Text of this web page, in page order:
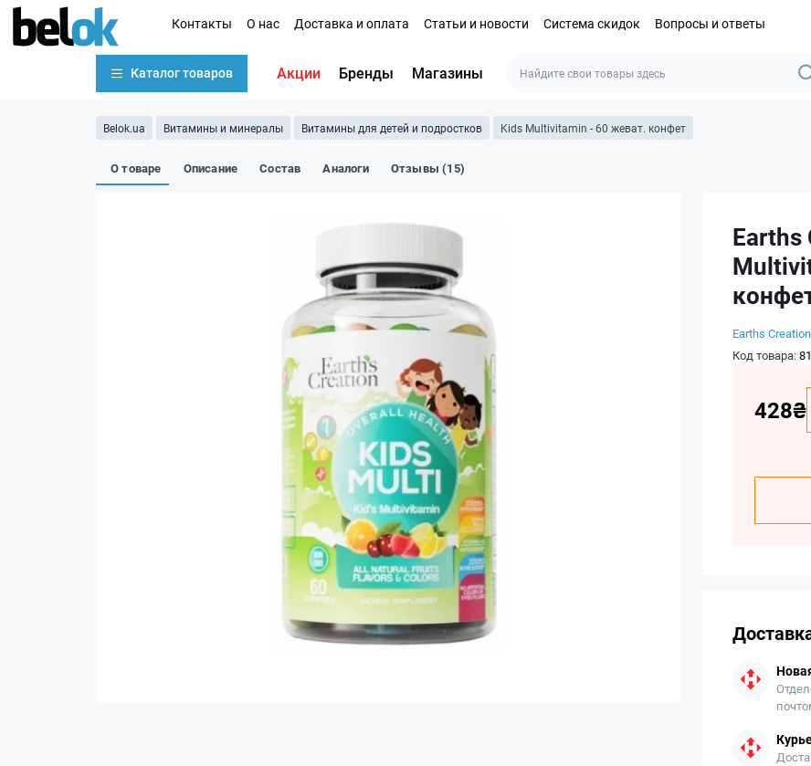
Контакты О нас Доставка и оплата Статьи и новости Система скидок Вопросы и ответы
Каталог товаров Акции Бренды Магазины
Belok.ua Витамины и минералы Витамины для детей и подростков Kids Multivitamin - 60 жеват. конфет
О товаре Описание Состав Аналоги Отзывы (15)
Earths
Earths Creation
Код товара:
428₴